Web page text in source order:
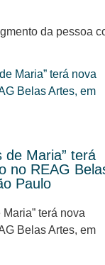
da pessoa
de Maria” terá
no REAG
Paulo
terá nova
Belas Artes, em